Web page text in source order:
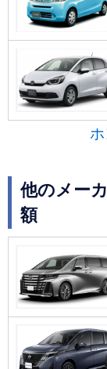
他のメー
額